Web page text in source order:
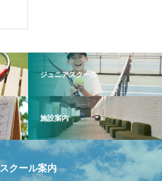
ジュニアスクール
施設案内
スクール案内